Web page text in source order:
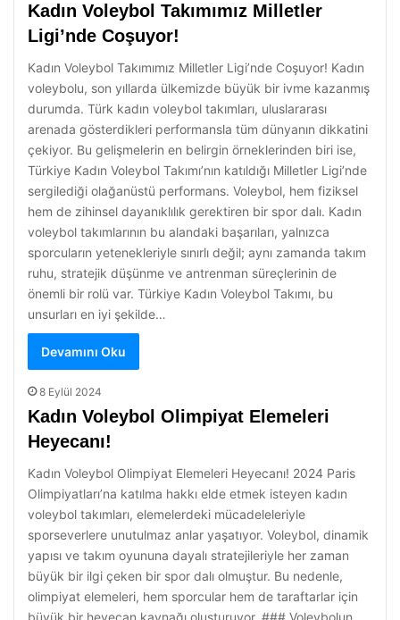
Kadın Voleybol Takımımız Milletler
Ligi’nde Coşuyor!
Kadın Voleybol Takımımız Milletler Ligi’nde Coşuyor! Kadın
voleybolu, son yıllarda ülkemizde büyük bir ivme kazanmış
durumda. Türk kadın voleybol takımları, uluslararası
arenada gösterdikleri performansla tüm dünyanın dikkatini
çekiyor. Bu gelişmelerin en belirgin örneklerinden biri ise,
Türkiye Kadın Voleybol Takımı’nın katıldığı Milletler Ligi’nde
sergilediği olağanüstü performans. Voleybol, hem fiziksel
hem de zihinsel dayanıklılık gerektiren bir spor dalı. Kadın
voleybol takımlarının bu alandaki başarıları, yalnızca
sporcuların yetenekleriyle sınırlı değil; aynı zamanda takım
ruhu, stratejik düşünme ve antrenman süreçlerinin de
önemli bir rolü var. Türkiye Kadın Voleybol Takımı, bu
unsurları en iyi şekilde…
Devamını Oku
8 Eylül 2024
Kadın Voleybol Olimpiyat Elemeleri
Heyecanı!
Kadın Voleybol Olimpiyat Elemeleri Heyecanı! 2024 Paris
Olimpiyatları’na katılma hakkı elde etmek isteyen kadın
voleybol takımları, elemelerdeki mücadeleleriyle
sporseverlere unutulmaz anlar yaşatıyor. Voleybol, dinamik
yapısı ve takım oyununa dayalı stratejileriyle her zaman
büyük bir ilgi çeken bir spor dalı olmuştur. Bu nedenle,
olimpiyat elemeleri, hem sporcular hem de taraftarlar için
büyük bir heyecan kaynağı oluşturuyor. ### Voleybolun